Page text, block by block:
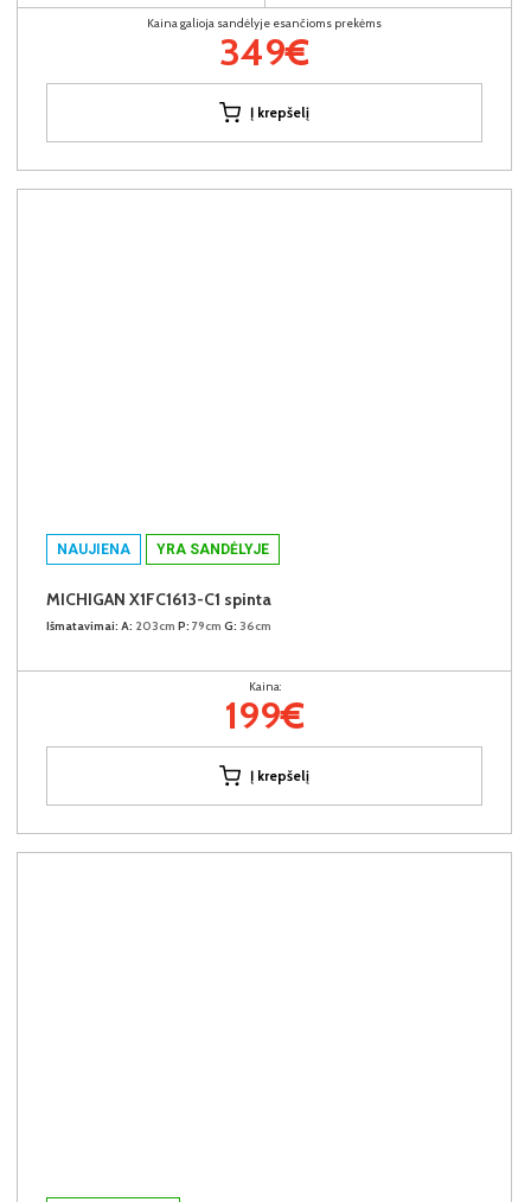
Kaina galioja sandėlyje esančioms prekėms
349€
Į krepšelį
NAUJIENA YRA SANDĖLYJE
MICHIGAN X1FC1613-C1 spinta
Išmatavimai: A: 203cm P: 79cm G: 36cm
Kaina:
199€
Į krepšelį